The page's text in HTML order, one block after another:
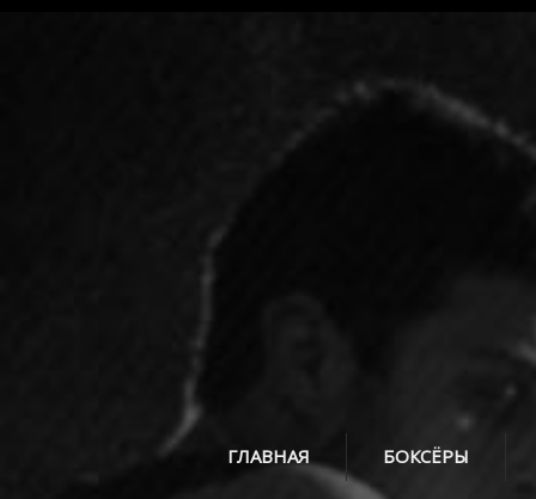
ГЛАВНАЯ БОКСЁРЫ